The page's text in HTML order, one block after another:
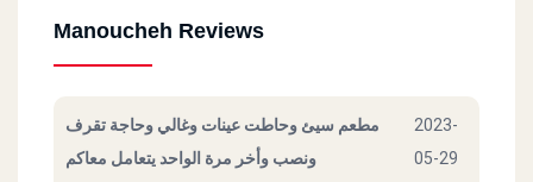
Manoucheh Reviews
مطعم سيئ وحاطت عينات وغالي وحاجة تقرف
ونصب وأخر مرة الواحد يتعامل معاكم
2023-
05-29